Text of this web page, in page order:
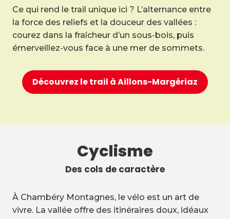
Ce qui rend le trail unique ici ? L’alternance entre
la force des reliefs et la douceur des vallées :
courez dans la fraîcheur d’un sous-bois, puis
émerveillez-vous face à une mer de sommets.
Découvrez le trail à Aillons-Margériaz
Cyclisme
Des cols de caractère
À Chambéry Montagnes, le vélo est un art de
vivre. La vallée offre des itinéraires doux, idéaux